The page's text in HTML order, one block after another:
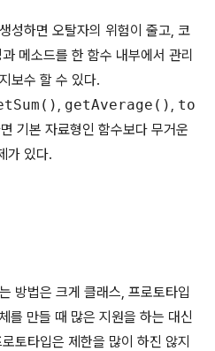
성하면 오탈자의 위험이 줄고, 코
메소드를 한 함수 내부에서 관리
보수 할 수 있다.
, getAverage() , to
기본 자료형인 함수보다 무거운
가 있다.
방법은 크게 클래스, 프로토타입
를 만들 때 많은 지원을 하는 대신
토타입은 제한을 많이 하진 않지